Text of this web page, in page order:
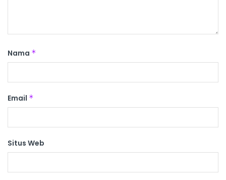
Nama *
Email *
Situs Web